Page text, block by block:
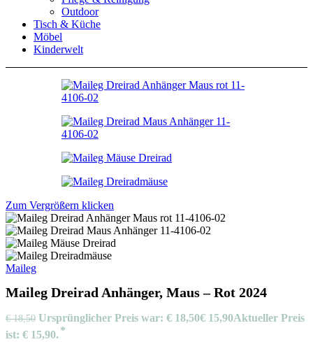
Outdoor
Tisch & Küche
Möbel
Kinderwelt
Zum Vergrößern klicken
Maileg
Maileg Dreirad Anhänger, Maus – Rot 2024
€18,50 Ursprünglicher Preis war: € 18,50€ 15,90Aktueller Preis
ist: € 15,90.